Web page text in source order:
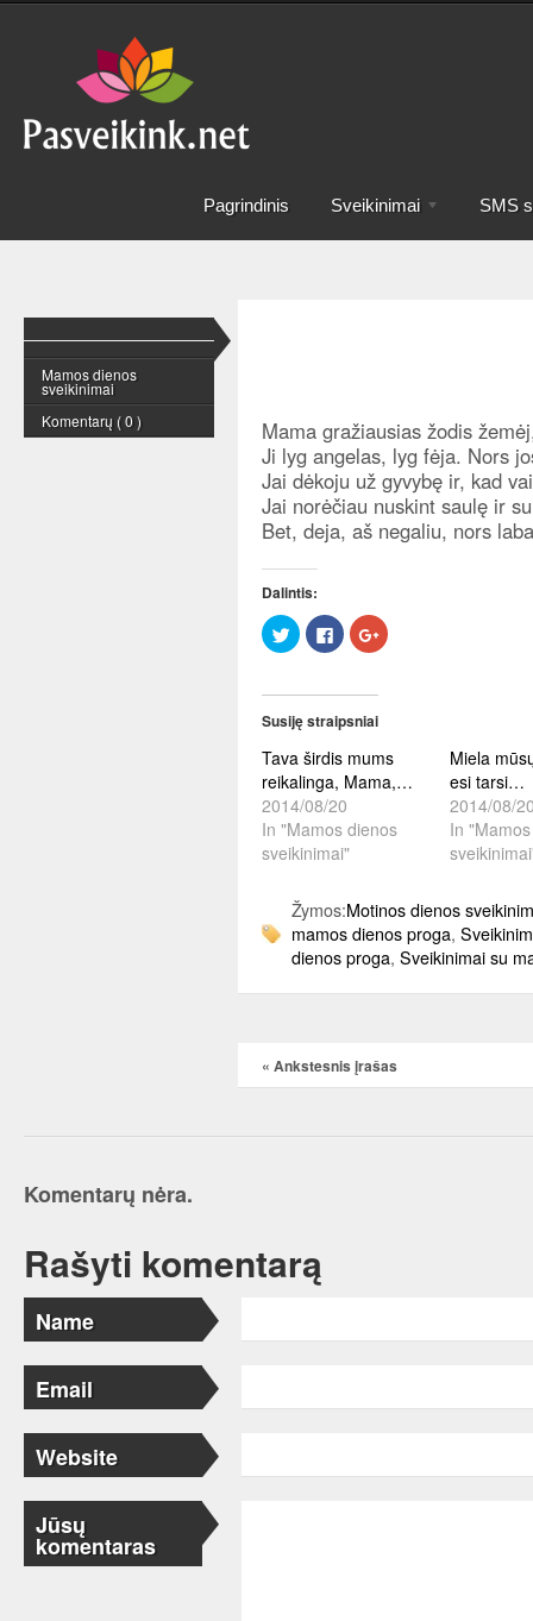
Pagrindinis Sveikinimai SMS
Mamos dienos
sveikinimai
Komentarų ( 0 )
Mama gražiausias žodis
Ji lyg angelas, lyg fėja. Nors
Jai dėkoju už gyvybę ir, kad
Jai norėčiau nuskint saulę ir
Bet, deja, aš negaliu, nors
Dalintis:
Click
to
share
(Opens
in
new
Click
to
share
(Opens
in
new
Paspauskite
dalintis
Susiję straipsniai
Tava širdis mums
reikalinga, Mama,…
2014/08/20
In "Mamos dienos
sveikinimai"
Miela
esi tarsi…
2014/08/
In
Žymos:Motinos dienos
mamos dienos proga,
dienos proga, Sveikinimai su
« Ankstesnis įrašas
Komentarų nėra.
Rašyti komentarą
Name
Email
Website
Jūsų
komentaras